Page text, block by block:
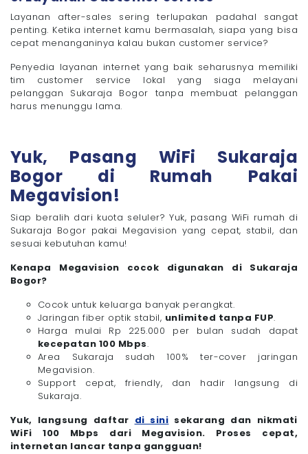
Layanan after-sales sering terlupakan padahal sangat
penting. Ketika internet kamu bermasalah, siapa yang bisa
cepat menanganinya kalau bukan customer service?
Penyedia layanan internet yang baik seharusnya memiliki
tim customer service lokal yang siaga melayani
pelanggan Sukaraja Bogor tanpa membuat pelanggan
harus menunggu lama.
Yuk, Pasang WiFi Sukaraja
Bogor di Rumah Pakai
Megavision!
Siap beralih dari kuota seluler? Yuk, pasang WiFi rumah di
Sukaraja Bogor pakai Megavision yang cepat, stabil, dan
sesuai kebutuhan kamu!
Kenapa Megavision cocok digunakan di Sukaraja
Bogor?
Cocok untuk keluarga banyak perangkat.
Jaringan fiber optik stabil, unlimited tanpa FUP.
Harga mulai Rp 225.000 per bulan sudah dapat
kecepatan 100 Mbps.
Area Sukaraja sudah 100% ter-cover jaringan
Megavision.
Support cepat, friendly, dan hadir langsung di
Sukaraja.
Yuk, langsung daftar di sini sekarang dan nikmati
WiFi 100 Mbps dari Megavision. Proses cepat,
internetan lancar tanpa gangguan!